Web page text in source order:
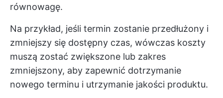
równowagę.
Na przykład, jeśli termin zostanie przedłużony i
zmniejszy się dostępny czas, wówczas koszty
muszą zostać zwiększone lub zakres
zmniejszony, aby zapewnić dotrzymanie
nowego terminu i utrzymanie jakości produktu.